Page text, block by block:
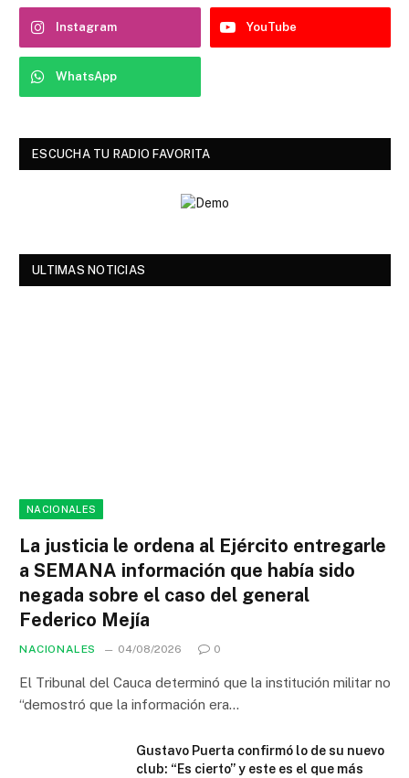
Instagram YouTube
WhatsApp
ESCUCHA TU RADIO FAVORITA
ULTIMAS NOTICIAS
NACIONALES
La justicia le ordena al Ejército entregarle
a SEMANA información que había sido
negada sobre el caso del general
Federico Mejía
NACIONALES 04/08/2026 0
El Tribunal del Cauca determinó que la institución militar no
“demostró que la información era…
Gustavo Puerta confirmó lo de su nuevo
club: “Es cierto” y este es el que más